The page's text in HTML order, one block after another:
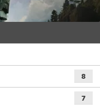
8
7